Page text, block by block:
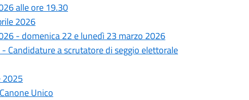
alle ore 19.30
2026
- domenica 22 e lunedì 23 marzo 2026
Candidature a scrutatore di seggio elettorale
2025
Unico